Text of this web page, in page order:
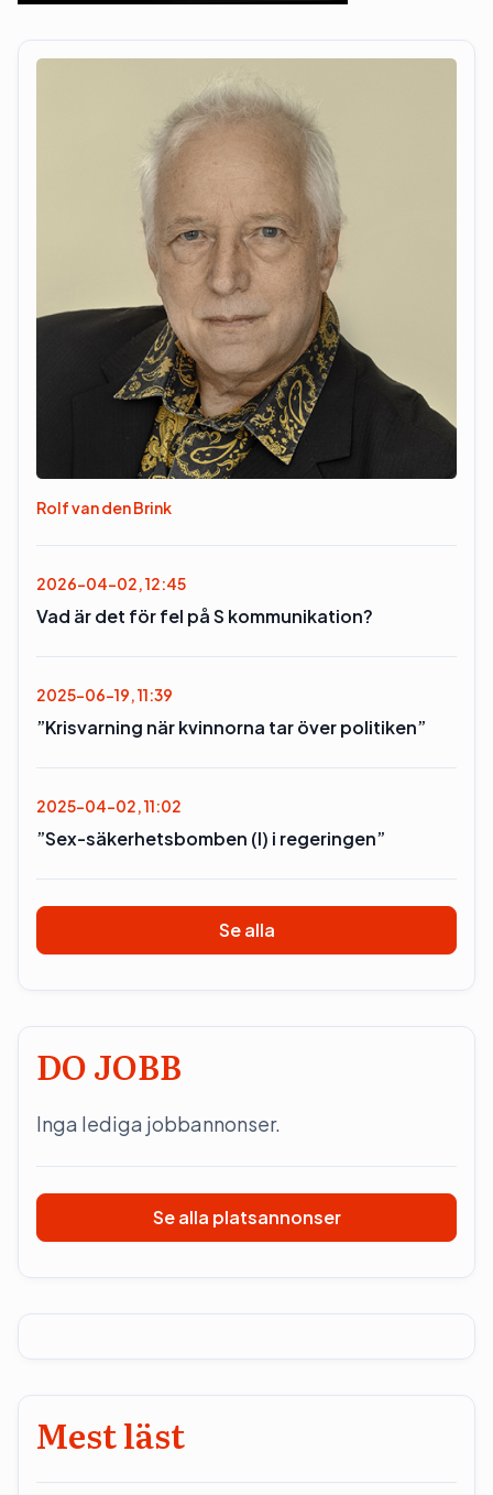
Rolf van den Brink
2026-04-02, 12:45
Vad är det för fel på S kommunikation?
2025-06-19, 11:39
”Krisvarning när kvinnorna tar över politiken”
2025-04-02, 11:02
”Sex-säkerhetsbomben (l) i regeringen”
Se alla
DO JOBB
Inga lediga jobbannonser.
Se alla platsannonser
Mest läst